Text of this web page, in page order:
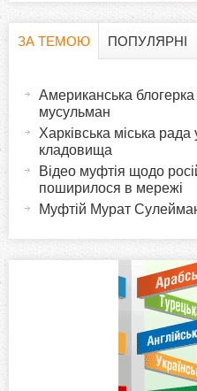
z
ЗА ТЕМОЮ
в
к
ПОПУЛЯРНІ
Американська
мусульман
Харківська міська
кладовища
Відео муфтія щодо
поширилося в мережі
Муфтій Мурат